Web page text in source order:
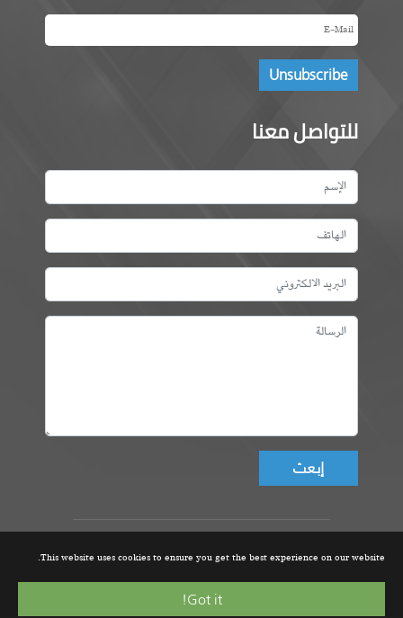
This website uses cookies to ensure you get the best experience on our website.
Got it!
للتواصل معنا
تصميم و تطوير الموقع من قبل